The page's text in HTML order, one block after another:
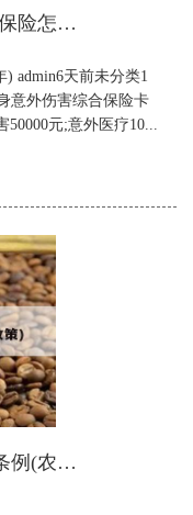
意外保险卡(意外保险怎么买?多少钱一年)
admin6天前未分类1
意外伤害综合保险卡
50000元;意外医疗10...
农村宅基地管理条例(农村宅基地新政策)